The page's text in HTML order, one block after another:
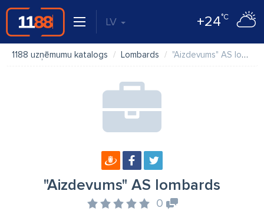
LV +24°C
1188 uzņēmumu katalogs Lombards "Aizdevums" AS lombards
"Aizdevums" AS lombards
0